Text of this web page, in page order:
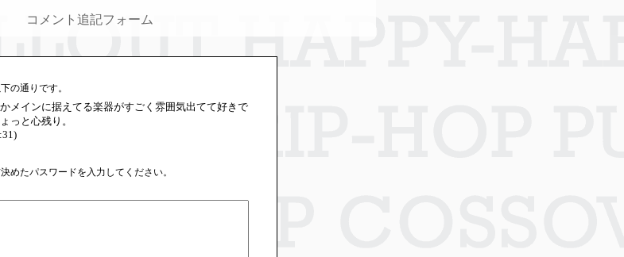
コメント追記フォーム
の通りです。
メインに据えてる楽器がすごく雰囲気出てて好きで
っと心残り。
めたパスワードを入力してください。